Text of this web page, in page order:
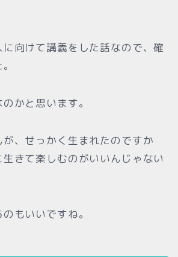
向けて講義をした話なので、確
かと思います。
、せっかく生まれたのですか
きて楽しむのがいいんじゃない
もいいですね。